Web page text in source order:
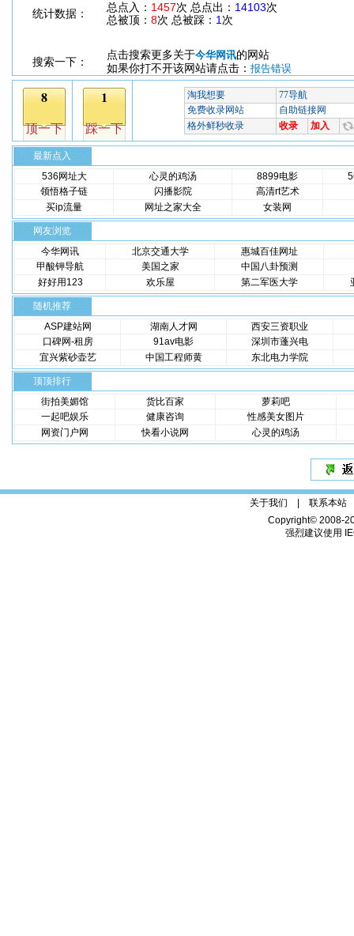
统计数据：
总点入： 1457次 总点出： 14103次
总被顶： 8次 总被踩： 1 次
搜索一下：
点击搜索更多关于今华网讯的网站
如果你打不开该网站请点击： 报告错误
最新点入
536网址大
心灵的鸡汤 8899电影
领悟格子链
闪播影院
高清rt艺术
买ip流量
网址之家大全 女装网
网友浏览
今华网讯
北京交通大学
惠城百佳网址
甲酸钾导航
美国之家
中国八卦预测
好好用123
欢乐屋 第二军医大学
随机推荐
ASP建站网
湖南人才网
西安三资职业
口碑网-租房
91av电影
深圳市蓬兴电
宜兴紫砂壶艺
中国工程师黄 东北电力学院
顶顶排行
街拍美媚馆
货比百家
萝莉吧
一起吧娱乐
健康咨询
性感美女图片
网资门户网
快看小说网 心灵的鸡汤
关于我们 | 联系本站
Copyright© 2008-
强烈建议使用